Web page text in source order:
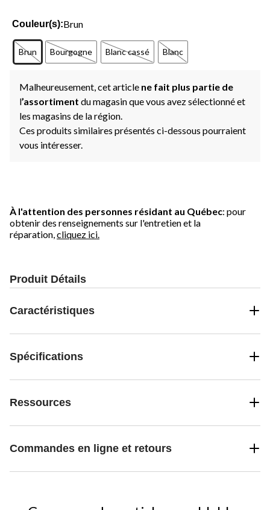
Couleur(s):Brun
Brun Bourgogne Blanc cassé Blanc
Malheureusement, cet article ne fait plus partie de
l’assortiment du magasin que vous avez sélectionné et
les magasins de la région.
Ces produits similaires présentés ci-dessous pourraient
vous intéresser.
À l'attention des personnes résidant au Québec: pour
obtenir des renseignements sur l'entretien et la
réparation, cliquez ici.
Produit Détails
Caractéristiques
Spécifications
Ressources
Commandes en ligne et retours